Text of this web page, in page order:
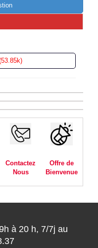
Contactez
Nous
Offre de
Bienvenue
à 20 h, 7/7j au